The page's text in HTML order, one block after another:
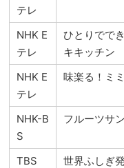
テレ
NHK E
テレ
ひとりでで
キキッチン
NHK E
テレ
味楽る！ミ
NHK-B
S
フルーツサ
TBS
世界ふしぎ